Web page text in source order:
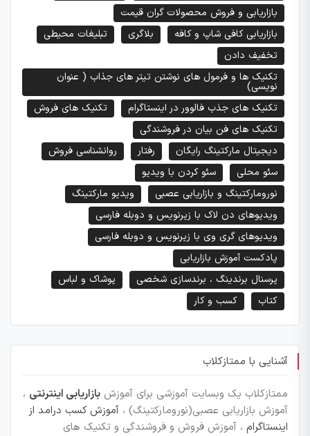
بازاریابی و فروش محصولات گران قیمت
بازاریابی کافی شاپ و کافه
بلاگری
تبلیغات محیطی
تخفیف دادن
تکنیک ها و فرمول های نوشتن تیتر های جذاب ( عنوان
نویسی)
تکنیک های جذب فالوور در اینستاگرام
تکنیک های فروش
تکنیک های فن بیان در فروشندگی
دیجیتال مارکتینگ رایگان
رفتار
روانشناسی فروش
سئو محلی
سئو کردن با ویدیو
نورومارکتینگ و بازاریابی عصبی
ویدیو مارکتینگ
ویدیوهای دن لاک با زیرنویس و دوبله فارسی
ویدیوهای گری وی با زیرنویس و دوبله فارسی
پادکست آموزش بازاریابی
پرسنال برندینگ ، برندسازی شخصی
پوشاک و لباس
کتاب
کسب و کار
آشنایی با ممتازکلاب
ممتازکلاب یک وبسایت آموزشی برای آموزش بازاریابی اینترنتی ،
آموزش بازاریابی عصبی(نورومارکتینگ) ، آموزش کسب درامد از
اینستاگرام ، آموزش فروش و فروشندگی و تکنیک های